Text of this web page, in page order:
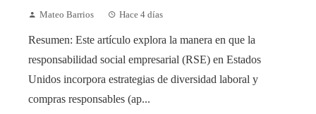
Mateo Barrios Hace 4 días
Resumen: Este artículo explora la manera en que la
responsabilidad social empresarial (RSE) en Estados
Unidos incorpora estrategias de diversidad laboral y
compras responsables (ap...